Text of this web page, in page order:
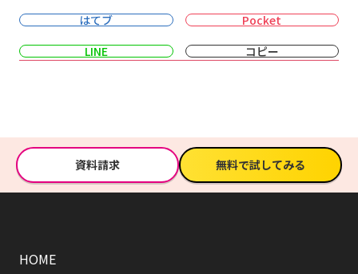
はてブ
Pocket
LINE
コピー
資料請求 無料で試してみる
HOME